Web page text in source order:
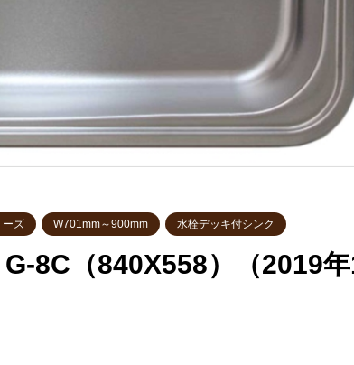
ーズ W701mm～900mm 水栓デッキ付シンク
8C（840X558）（2019